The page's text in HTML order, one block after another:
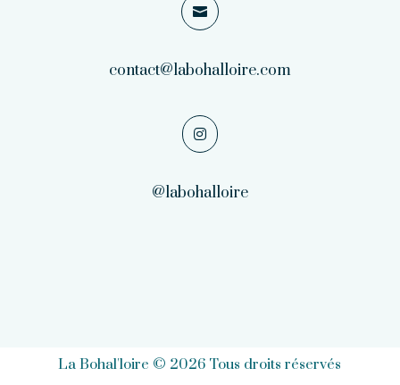

contact@labohalloire.com

@labohalloire
La Bohal'loire © 2026 Tous droits réservés